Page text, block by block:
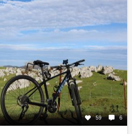
59 6